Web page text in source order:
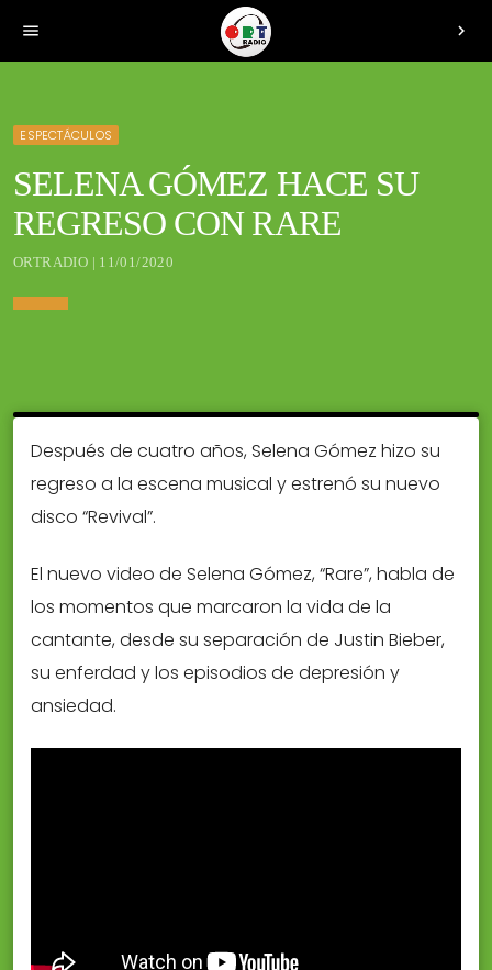
menu chevron_right
ESPECTÁCULOS
SELENA GÓMEZ HACE SU
REGRESO CON RARE
ORTRADIO | 11/01/2020
Después de cuatro años, Selena Gómez hizo su
regreso a la escena musical y estrenó su nuevo
disco “Revival”.
El nuevo video de Selena Gómez, “Rare”, habla de
los momentos que marcaron la vida de la
cantante, desde su separación de Justin Bieber,
su enferdad y los episodios de depresión y
ansiedad.